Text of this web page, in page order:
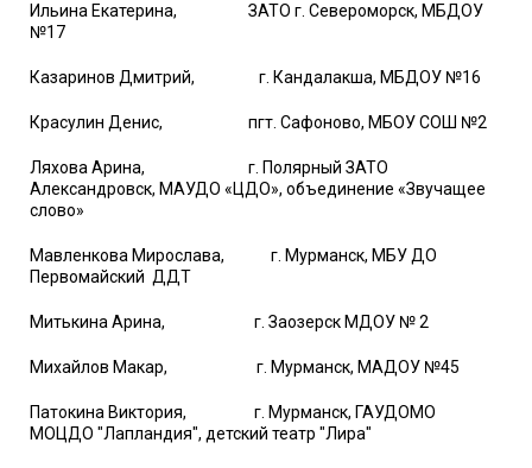
Ильина Екатерина, ЗАТО г. Североморск, МБДОУ
№17
Казаринов Дмитрий, г. Кандалакша, МБДОУ №16
Красулин Денис, пгт. Сафоново, МБОУ СОШ №2
Ляхова Арина, г. Полярный ЗАТО
Александровск, МАУДО «ЦДО», объединение «Звучащее
слово»
Мавленкова Мирослава, г. Мурманск, МБУ ДО
Первомайский ДДТ
Митькина Арина, г. Заозерск МДОУ № 2
Михайлов Макар, г. Мурманск, МАДОУ №45
Патокина Виктория, г. Мурманск, ГАУДОМО
МОЦДО "Лапландия", детский театр "Лира"